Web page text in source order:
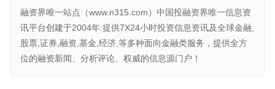
融资界唯一站点（www.n315.com）中国投融资界唯一信息资
讯平台创建于2004年:提供7X24小时投资信息资讯及全球金融,
股票,证券,融资,基金,经济,等多种面向金融类服务，提供全方
位的融资新闻、分析评论、权威的信息源门户！